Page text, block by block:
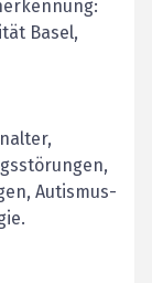
Basel,
Autismus-